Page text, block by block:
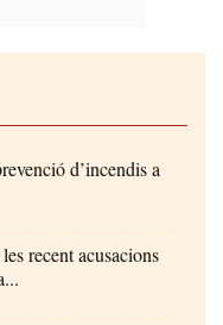
d’incendis a
recent acusacions